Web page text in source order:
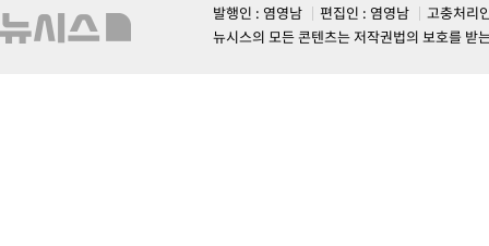
발행인 : 염영남
편집인 : 염영남
고충처리
뉴시스의 모든 콘텐츠는 저작권법의 보호를